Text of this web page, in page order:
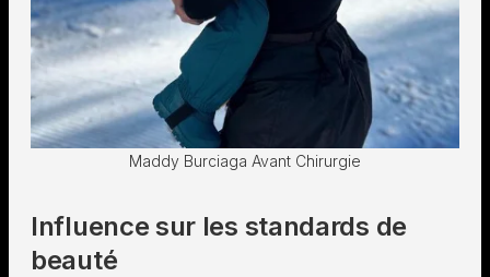
Maddy Burciaga Avant Chirurgie
Influence sur les standards de
beauté